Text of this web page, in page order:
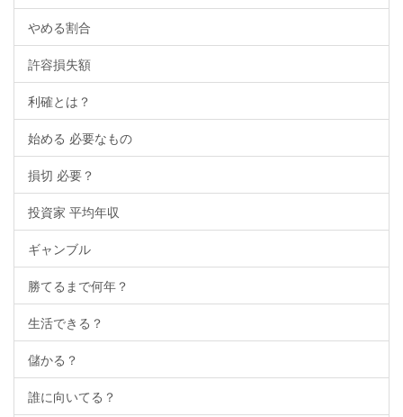
やめる割合
許容損失額
利確とは？
始める 必要なもの
損切 必要？
投資家 平均年収
ギャンブル
勝てるまで何年？
生活できる？
儲かる？
誰に向いてる？